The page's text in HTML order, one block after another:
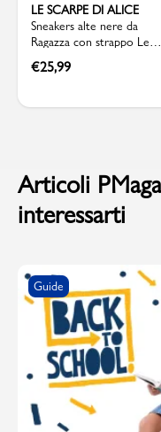
LE SCARPE DI ALICE
Sneakers alte nere da
Ragazza con strappo Le
scarpe di Alice
€25,99
Articoli
interessarti
Guide